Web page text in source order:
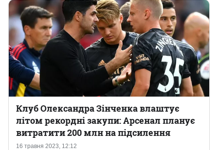
16 травня 2023, 12:12
Клуб Олександра Зінченка влаштує
літом рекордні закупи: Арсенал планує
витратити 200 млн на підсилення